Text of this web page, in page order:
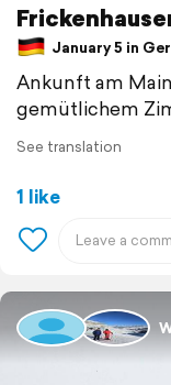
January 5 in
Ankunft am
gemütlichem
See translation
1 like